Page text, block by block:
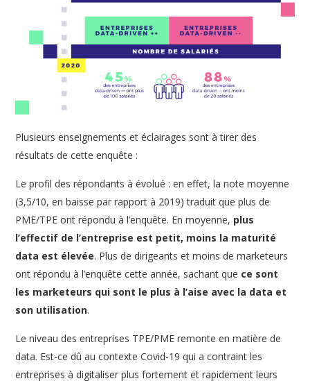
Plusieurs enseignements et éclairages sont à tirer des
résultats de cette enquête :
Le profil des répondants à évolué : en effet, la note moyenne
(3,5/10, en baisse par rapport à 2019) traduit que plus de
PME/TPE ont répondu à l’enquête. En moyenne, plus
l’effectif de l’entreprise est petit, moins la maturité
data est élevée. Plus de dirigeants et moins de marketeurs
ont répondu à l’enquête cette année, sachant que ce sont
les marketeurs qui sont le plus à l’aise avec la data et
son utilisation.
Le niveau des entreprises TPE/PME remonte en matière de
data. Est-ce dû au contexte Covid-19 qui a contraint les
entreprises à digitaliser plus fortement et rapidement leurs